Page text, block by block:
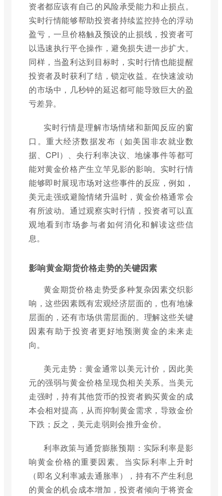
资者都应该有自己的风险承受能力和止损点。
实时行情能够帮助投资者持续监控持仓的浮动
盈亏，一旦价格触及预设的止损线，投资者可
以迅速执行平仓操作，避免损失进一步扩大。
同样，当盈利达到目标时，实时行情也能提醒
投资者及时获利了结，锁定收益。在快速波动
的市场中，几秒钟的延迟都可能导致巨大的盈
亏差异。
实时行情是理解市场情绪和新闻反应的窗
口。重大经济数据发布（如美国非农就业数
据、CPI）、央行利率决议、地缘事件等都可
能对黄金价格产生立竿见影的影响。实时行情
能够即时展现市场对这些事件的反应，例如，
美元走强或避险情绪升温时，黄金价格通常会
有所波动。通过观察实时行情，投资者可以直
观地看到市场参与者如何消化和解读这些信
息。
影响黄金期货价格走势的关键因素
黄金期货价格走势受多种复杂因素交织影
响，这些因素既有宏观经济层面的，也有地缘
层面的，还有市场供需层面的。理解这些关键
因素有助于投资者更好地预测黄金的未来走
向。
美元走势：黄金通常以美元计价，因此美
元的强弱与黄金价格呈现负相关关系。当美元
走强时，持有其他货币的投资者购买黄金的成
本会相对提高，从而抑制黄金需求，导致金价
下跌；反之，美元走弱则会推升金价。
利率政策与通货膨胀预期：实际利率是影
响黄金价格的重要因素。当实际利率上升时
（即名义利率减去通胀率），持有不产生利息
的黄金的机会成本增加，投资者倾向于将资金